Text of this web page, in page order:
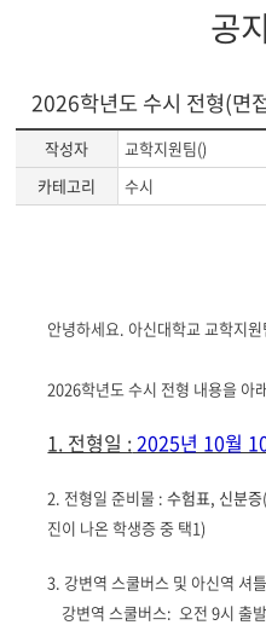
공
2026학년도 수시 전형(면
작성자 교학지원팀()
카테고리
수시
본
안녕하세요. 아신대학교 교학지
2026학년도 수시 전형 내용을 아
1. 전형일 :2025년 10월
2. 전형일 준비물 :수험표, 신분증
진이 나온 학생증 중 택1)
3. 강변역 스쿨버스 및 아신역 셔
강변역 스쿨버스: 오전 9시 출